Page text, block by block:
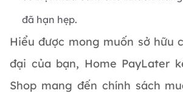
đã hạn hẹp.
Hiểu được mong muốn sở hữu
đại của bạn, Home PayLater
Shop mang đến chính sách